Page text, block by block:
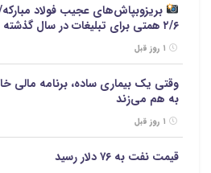
بریزوبپاش‌های عجیب فولاد
۲/۶ همتی برای تبلیغات در سال گذشته
وقتی یک بیماری ساده، برنامه مالی
به هم می‌زند
قیمت نفت به ۷۶ دلار رسید